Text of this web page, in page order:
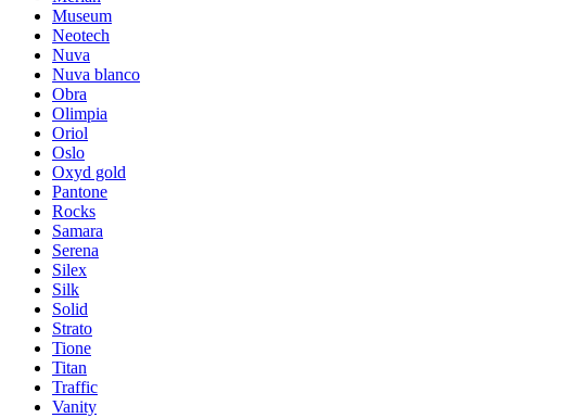
Museum
Neotech
Nuva
Nuva blanco
Obra
Olimpia
Oriol
Oslo
Oxyd gold
Pantone
Rocks
Samara
Serena
Silex
Silk
Solid
Strato
Tione
Titan
Traffic
Vanity